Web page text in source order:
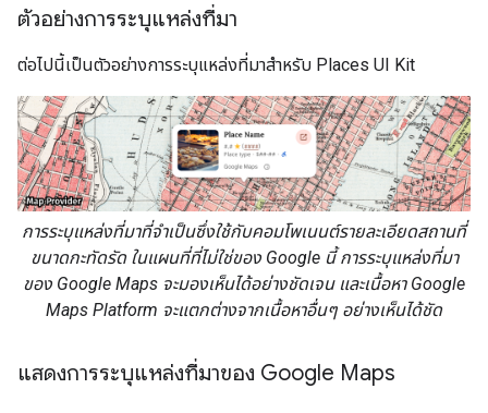
ตัวอย่างการระบุแหล่งที่มา
ต่อไปนี้เป็นตัวอย่างการระบุแหล่งที่มาสำหรับ Places UI Kit
การระบุแหล่งที่มาที่จำเป็นซึ่งใช้กับคอมโพเนนต์รายละเอียดสถานที่
ขนาดกะทัดรัด ในแผนที่ที่ไม่ใช่ของ Google นี้ การระบุแหล่งที่มา
ของ Google Maps จะมองเห็นได้อย่างชัดเจน และเนื้อหา Google
Maps Platform จะแตกต่างจากเนื้อหาอื่นๆ อย่างเห็นได้ชัด
แสดงการระบุแหล่งที่มาของ Google Maps